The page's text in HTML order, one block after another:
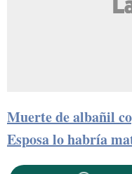
Muerte de albañil
Esposa lo habría